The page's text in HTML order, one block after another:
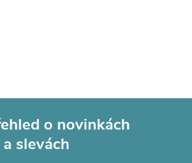
o novinkách
a slevách